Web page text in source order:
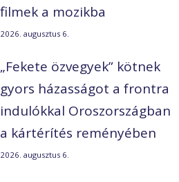
filmek a mozikba
2026. augusztus 6.
„Fekete özvegyek” kötnek
gyors házasságot a frontra
indulókkal Oroszországban
a kártérítés reményében
2026. augusztus 6.